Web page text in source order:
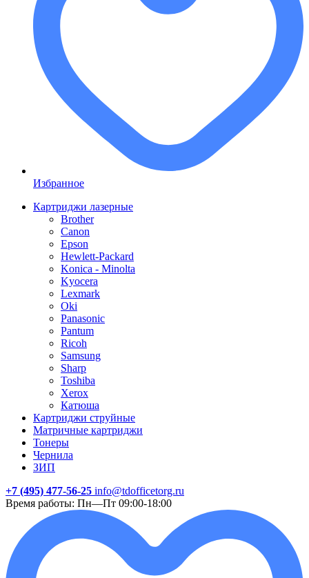
Избранное
Картриджи лазерные
Brother
Canon
Epson
Hewlett-Packard
Konica - Minolta
Kyocera
Lexmark
Oki
Panasonic
Pantum
Ricoh
Samsung
Sharp
Toshiba
Xerox
Катюша
Картриджи струйные
Матричные картриджи
Тонеры
Чернила
ЗИП
+7 (495) 477-56-25 info@tdofficetorg.ru
Время работы: Пн—Пт 09:00-18:00